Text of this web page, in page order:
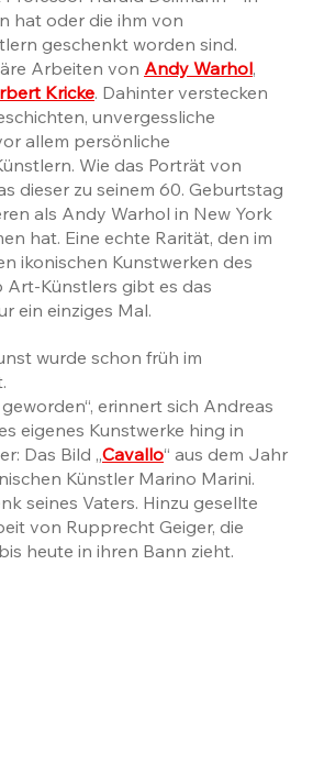
hat oder die ihm von
geschenkt worden sind.
Arbeiten von Andy Warhol,
Kricke. Dahinter verstecken
unvergessliche
allem persönliche
Wie das Porträt von
dieser zu seinem 60. Geburtstag
als Andy Warhol in New York
hat. Eine echte Rarität, den im
ikonischen Kunstwerken des
Künstlers gibt es das
ein einziges Mal.
wurde schon früh im
erinnert sich Andreas
eigenes Kunstwerke hing in
Das Bild „Cavallo“ aus dem Jahr
Künstler Marino Marini.
seines Vaters. Hinzu gesellte
von Rupprecht Geiger, die
heute in ihren Bann zieht.